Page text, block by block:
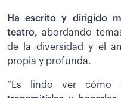
Ha escrito y dirigido
teatro, abordando
de la diversidad y el
propia y profunda.
“Es lindo ver cómo